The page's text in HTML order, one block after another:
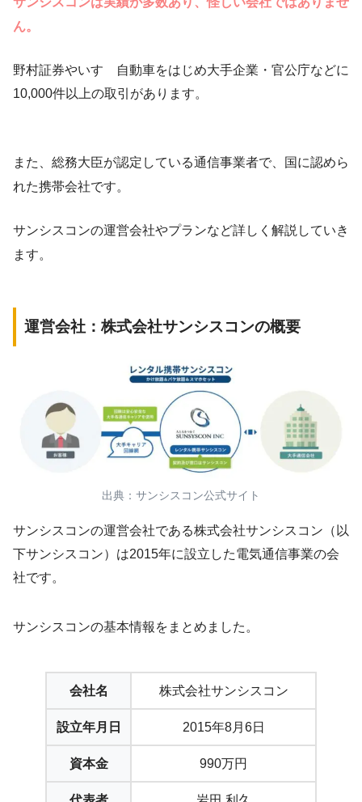
ん。
野村証券やいすゞ自動車をはじめ大手企業・官公庁などに
10,000件以上の取引があります。
また、総務大臣が認定している通信事業者で、国に認めら
れた携帯会社です。
サンシスコンの運営会社やプランなど詳しく解説していき
ます。
運営会社：株式会社サンシスコンの概要
出典：サンシスコン公式サイト
サンシスコンの運営会社である株式会社サンシスコン（以
下サンシスコン）は2015年に設立した電気通信事業の会
社です。
サンシスコンの基本情報をまとめました。
会社名 株式会社サンシスコン
設立年月日 2015年8月6日
資本金 990万円